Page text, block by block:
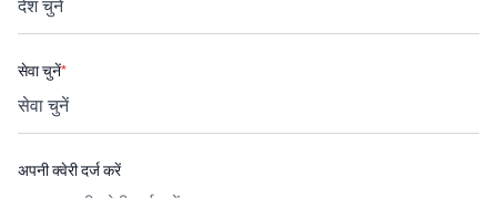
सेवा चुनें*
अपनी क्वेरी दर्ज करें